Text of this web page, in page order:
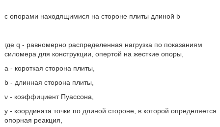
с опорами находящимися на стороне плиты длиной b
где q - равномерно распределенная нагрузка по показаниям
силомера для конструкции, опертой на жесткие опоры,
a - короткая сторона плиты,
b - длинная сторона плиты,
ν - коэффициент Пуассона,
у - координата точки по длиной стороне, в которой определяется
опорная реакция,